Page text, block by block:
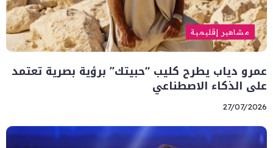
مشاهير إقليمية
عمرو دياب يطرح كليب “حبيتك” برؤية بصرية تعتمد
على الذكاء الاصطناعي
27/07/2026